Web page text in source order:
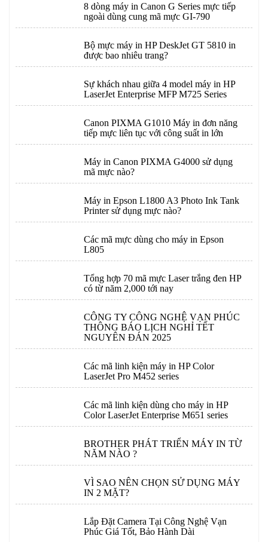
8 dòng máy in Canon G Series mực tiếp
ngoài dùng cung mã mực GI-790
Bộ mực máy in HP DeskJet GT 5810 in
được bao nhiêu trang?
Sự khách nhau giữa 4 model máy in HP
LaserJet Enterprise MFP M725 Series
Canon PIXMA G1010 Máy in đơn năng
tiếp mực liên tục với công suất in lớn
Máy in Canon PIXMA G4000 sử dụng
mã mực nào?
Máy in Epson L1800 A3 Photo Ink Tank
Printer sử dụng mực nào?
Các mã mực dùng cho máy in Epson
L805
Tổng hợp 70 mã mực Laser trắng đen HP
có từ năm 2,000 tới nay
CÔNG TY CÔNG NGHỆ VẠN PHÚC
THÔNG BÁO LỊCH NGHỈ TẾT
NGUYÊN ĐÁN 2025
Các mã linh kiện máy in HP Color
LaserJet Pro M452 series
Các mã linh kiện dùng cho máy in HP
Color LaserJet Enterprise M651 series
BROTHER PHÁT TRIỂN MÁY IN TỪ
NĂM NÀO ?
VÌ SAO NÊN CHỌN SỬ DỤNG MÁY
IN 2 MẶT?
Lắp Đặt Camera Tại Công Nghệ Vạn
Phúc Giá Tốt, Bảo Hành Dài